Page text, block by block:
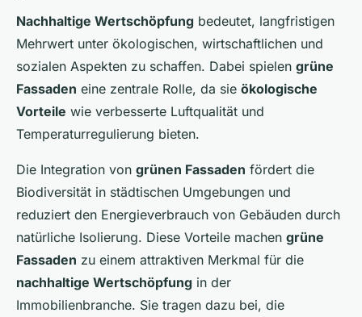
Nachhaltige Wertschöpfung bedeutet, langfristigen
Mehrwert unter ökologischen, wirtschaftlichen und
sozialen Aspekten zu schaffen. Dabei spielen grüne
Fassaden eine zentrale Rolle, da sie ökologische
Vorteile wie verbesserte Luftqualität und
Temperaturregulierung bieten.
Die Integration von grünen Fassaden fördert die
Biodiversität in städtischen Umgebungen und
reduziert den Energieverbrauch von Gebäuden durch
natürliche Isolierung. Diese Vorteile machen grüne
Fassaden zu einem attraktiven Merkmal für die
nachhaltige Wertschöpfung in der
Immobilienbranche. Sie tragen dazu bei, die